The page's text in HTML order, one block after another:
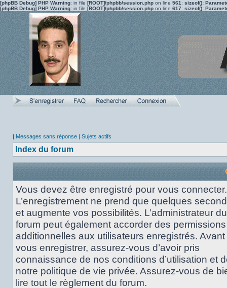
[phpBB Debug] PHP Warning: in file [ROOT]/phpbb/session.php on line 561 : sizeof():
[phpBB Debug] PHP Warning: in file [ROOT]/phpbb/session.php on line 617: sizeof():
| Messages sans réponse | Sujets actifs
Index du forum
Vous devez être enregistré pour vous connecter.
L’enregistrement ne prend que quelques
et augmente vos possibilités. L’administrateur du
forum peut également accorder des permissions
additionnelles aux utilisateurs enregistrés.
vous enregistrer, assurez-vous d’avoir pris
connaissance de nos conditions d’utilisation et
notre politique de vie privée. Assurez-vous de
lire tout le règlement du forum.